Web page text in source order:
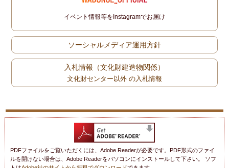
イベント情報等をInstagramでお届け
ソーシャルメディア運用方針
入札情報（文化財建造物関係）
文化財センター以外 の入札情報
PDFファイルをご覧いただくには、Adobe Readerが必要です。PDF形式のファイ
ルを開けない場合は、Adobe Readerをパソコンにインストールして下さい。 ソフ